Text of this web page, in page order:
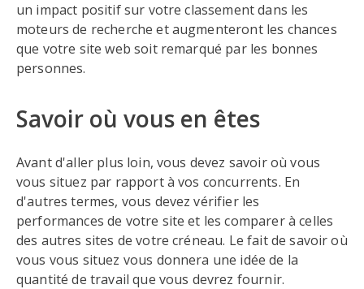
un impact positif sur votre classement dans les
moteurs de recherche et augmenteront les chances
que votre site web soit remarqué par les bonnes
personnes.
Savoir où vous en êtes
Avant d'aller plus loin, vous devez savoir où vous
vous situez par rapport à vos concurrents. En
d'autres termes, vous devez vérifier les
performances de votre site et les comparer à celles
des autres sites de votre créneau. Le fait de savoir où
vous vous situez vous donnera une idée de la
quantité de travail que vous devrez fournir.